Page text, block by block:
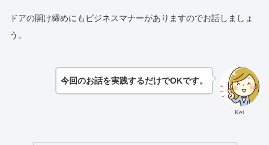
ドアの開け締めにもビジネスマナーがありますのでお話しましょ
う。
Kei
今回のお話を実践するだけでOKです。